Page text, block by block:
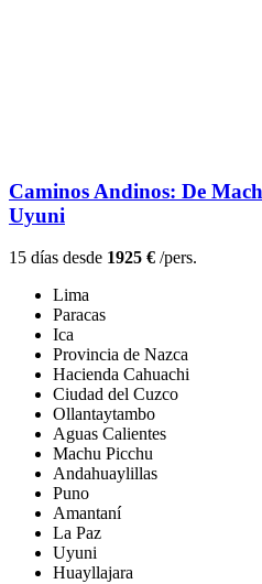
Caminos Andinos: De
Uyuni
15 días desde 1925 € /pers.
Lima
Paracas
Ica
Provincia de Nazca
Hacienda Cahuachi
Ciudad del Cuzco
Ollantaytambo
Aguas Calientes
Machu Picchu
Andahuaylillas
Puno
Amantaní
La Paz
Uyuni
Huayllajara